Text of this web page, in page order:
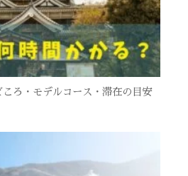
ろ・モデルコース・滞在の目安